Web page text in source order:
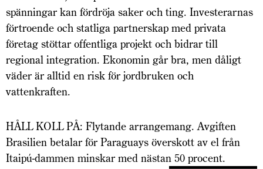
spänningar kan fördröja saker och ting. Investerarnas
förtroende och statliga partnerskap med privata
företag stöttar offentliga projekt och bidrar till
regional integration. Ekonomin går bra, men dåligt
väder är alltid en risk för jordbruken och
vattenkraften.
HÅLL KOLL PÅ: Flytande arrangemang. Avgiften
Brasilien betalar för Paraguays överskott av el från
Itaipú-dammen minskar med nästan 50 procent.